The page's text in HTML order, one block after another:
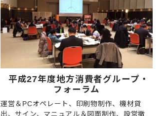
平成27年度地方消費者グループ・
フォーラム
運営＆PCオペレート、印刷物制作、機材貸
出、サイン、マニュアル＆図面制作、設営撤